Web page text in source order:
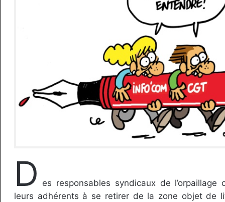
D es responsables syndicaux de l’orpaillage
leurs adhérents à se retirer de la zone objet de